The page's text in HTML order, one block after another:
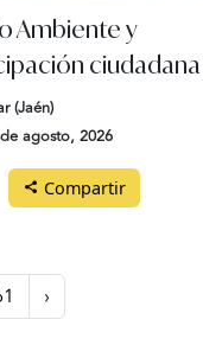
Ambiente y
ciudadana
(Jaén)
agosto, 2026
Compartir
›